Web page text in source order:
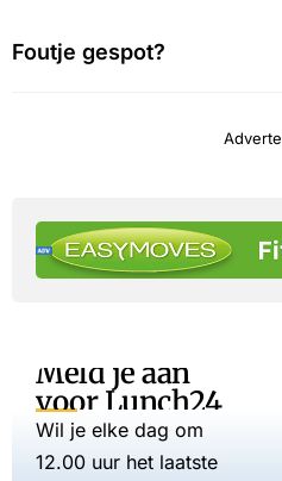
Foutje gespot?
Meld je aan
voor Lunch24
Wil je elke dag om
12.00 uur het laatste